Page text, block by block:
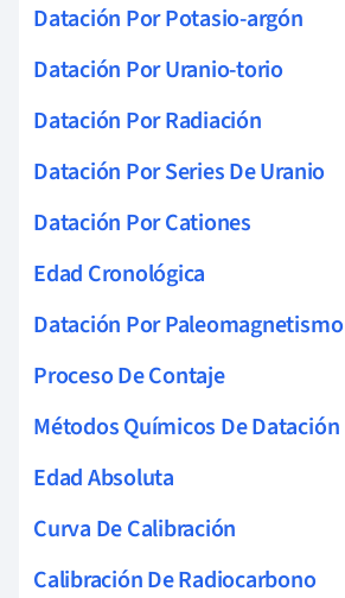
Datación Por Potasio-argón
Datación Por Uranio-torio
Datación Por Radiación
Datación Por Series De Uranio
Datación Por Cationes
Edad Cronológica
Datación Por Paleomagnetismo
Proceso De Contaje
Métodos Químicos De Datación
Edad Absoluta
Curva De Calibración
Calibración De Radiocarbono